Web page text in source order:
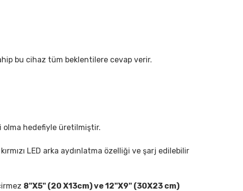
bu cihaz tüm beklentilere cevap verir.
olma hedefiyle üretilmiştir.
LED arka aydınlatma özelliği ve şarj edilebilir
8"X5" (20 X13cm) ve 12"X9" (30X23 cm)